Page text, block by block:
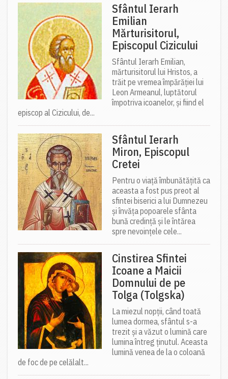
Sfântul Ierarh
Emilian
Mărturisitorul,
Episcopul Cizicului
Sfântul Ierarh Emilian,
mărturisitorul lui Hristos, a
trăit pe vremea împărăției lui
Leon Armeanul, luptătorul
împotriva icoanelor, și fiind el
episcop al Cizicului, de...
Sfântul Ierarh
Miron, Episcopul
Cretei
Pentru o viață îmbunătățită ca
aceasta a fost pus preot al
sfintei biserici a lui Dumnezeu
și învăța popoarele sfânta
bună credință și le întărea
spre nevoințele cele...
Cinstirea Sfintei
Icoane a Maicii
Domnului de pe
Tolga (Tolgska)
La miezul nopții, când toată
lumea dormea, sfântul s-a
trezit și a văzut o lumină care
lumina întreg ținutul. Aceasta
lumină venea de la o coloană
de foc de pe celălalt...